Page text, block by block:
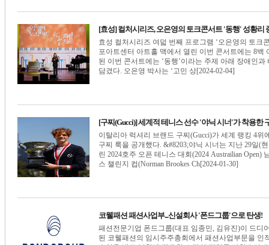
[효성] 컬처시리즈, 오은영의 토크콘서트 '동행' 성황리
효성 컬처시리즈 여덟 번째 프로그램 ‘오은영의 토크
포아트센터 아트홀 맥에서 열린 이번 콘서트에는 8
된 이번 콘서트에는 ‘동행’이라는 주제 아래 장애인
담겼다. 오은영 박사는 ‘고민 상[2024-02-04]
[구찌(Gucci)] 세계적 테니스 선수 '야닉 시너'가 착용한
이탈리아 럭셔리 브랜드 구찌(Gucci)가 세계 랭킹 4위
구찌 룩을 공개했다. &#8203;야닉 시너는 지난 29일(
린 2024호주 오픈 테니스 대회(2024 Austrailian
스 챌린지 컵(Norman Brookes Ch[2024-01-30]
코웰패션 패션사업부...신설회사 '폰드그룹'으로 탄생!
패션전문기업 폰드그룹(대표 임종민, 김유진)이 드디
된 코웰패션의 임시주주총회에서 패션사업부문을